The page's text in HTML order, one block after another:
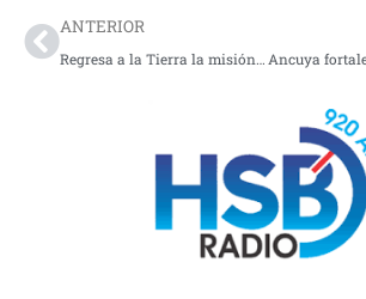
ANTERIOR
Regresa a la Tierra la misión Artemis tras histórica jornada en el espacio